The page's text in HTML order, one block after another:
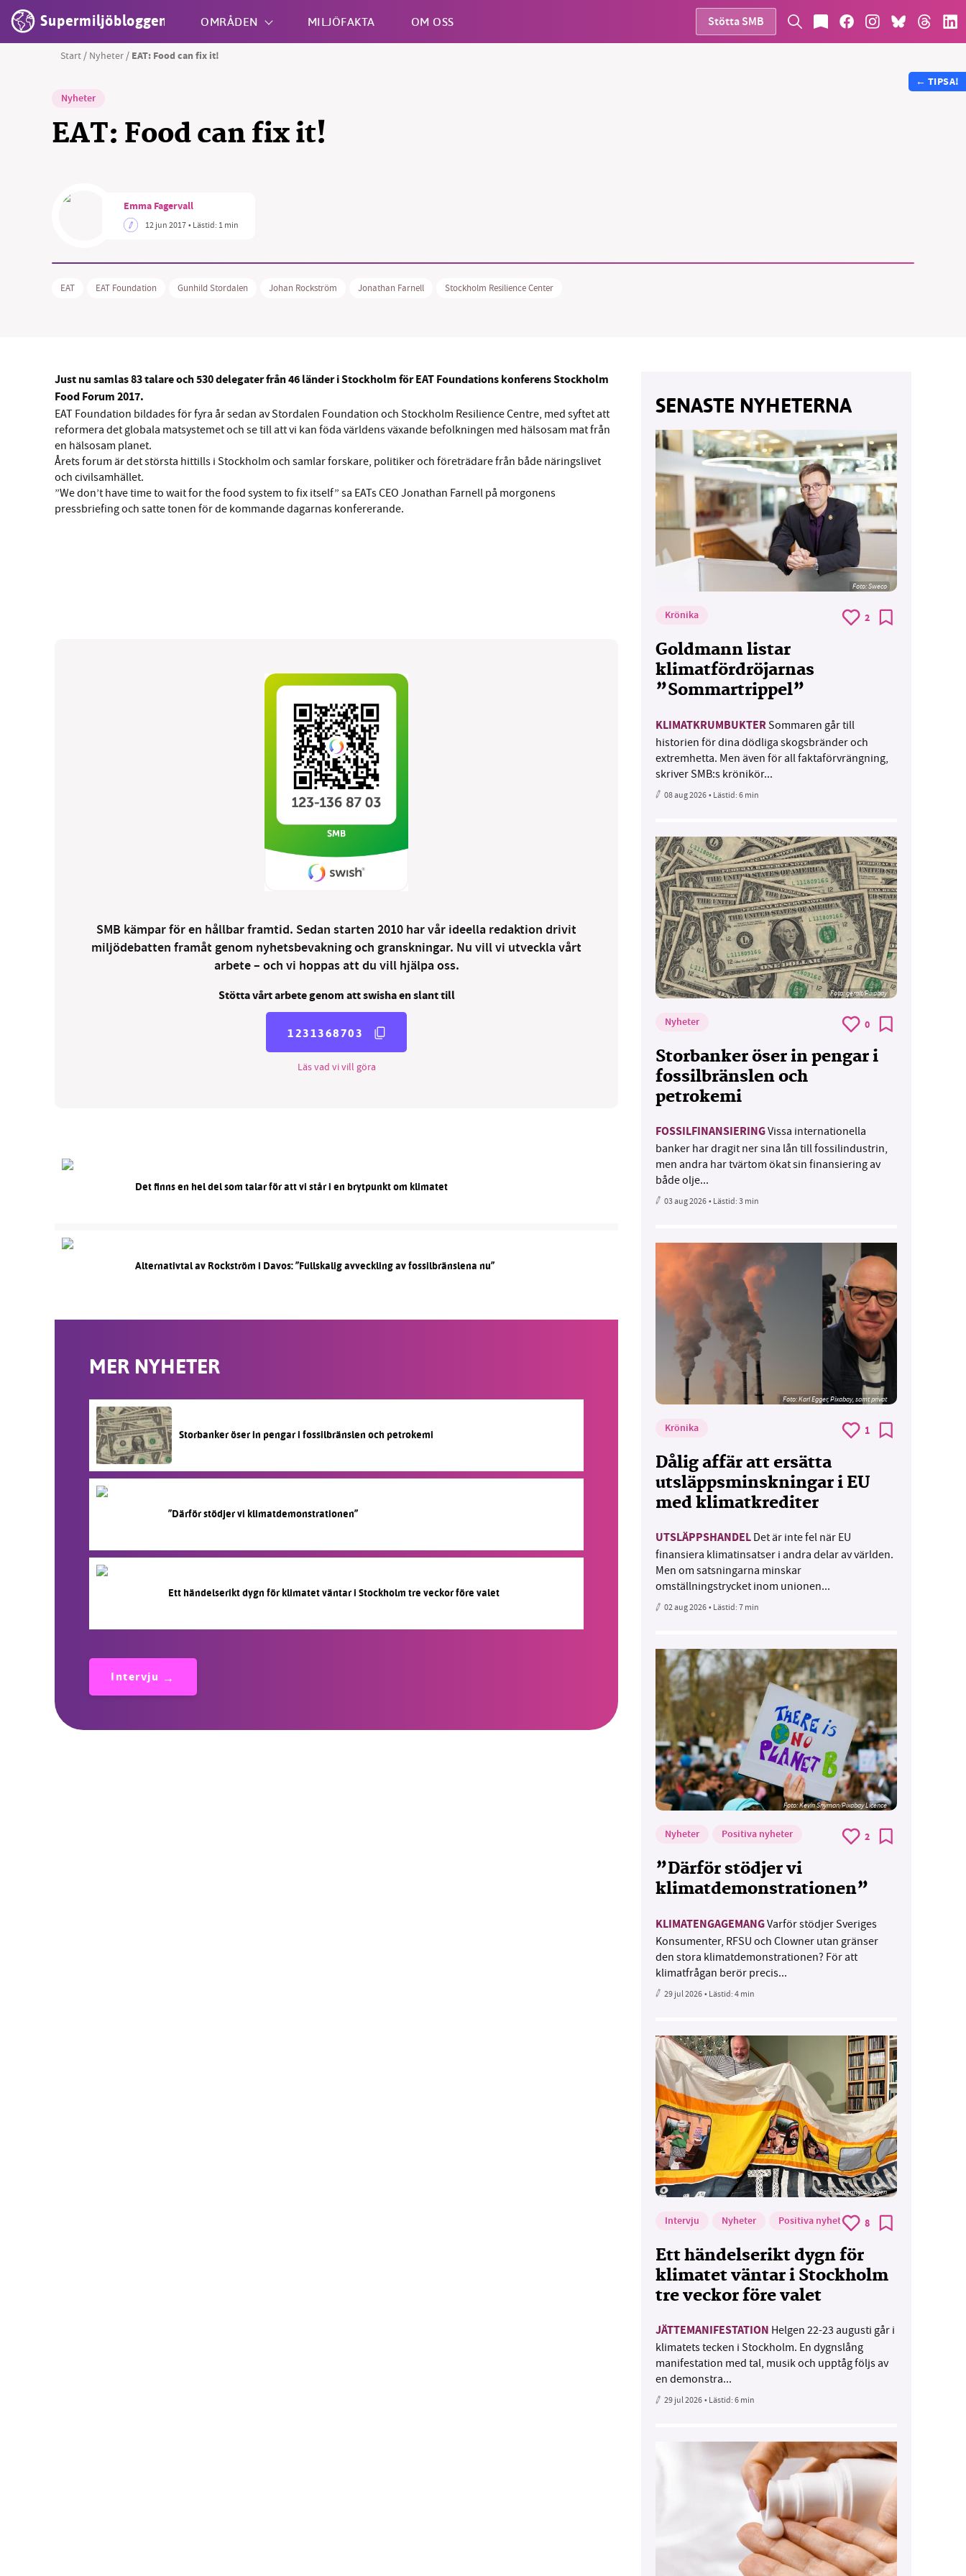
Supermiljöbloggen OMRÅDEN MILJÖFAKTA OM OSS Stötta SMB
Start / Nyheter / EAT: Food can fix it!
Nyheter
EAT: Food can fix it!
Emma Fagervall
12 jun 2017• Lästid: 1 min
EAT EAT Foundation Gunhild Stordalen Johan Rockström Jonathan Farnell Stockholm Resilience Center
Just nu samlas 83 talare och 530 delegater från 46 länder i Stockholm för EAT Foundations konferens Stockholm
Food Forum 2017.
EAT Foundation bildades för fyra år sedan av Stordalen Foundation och Stockholm Resilience Centre, med syftet att
reformera det globala matsystemet och se till att vi kan föda världens växande befolkningen med hälsosam mat från
en hälsosam planet.
Årets forum är det största hittills i Stockholm och samlar forskare, politiker och företrädare från både näringslivet
och civilsamhället.
”We don’t have time to wait for the food system to fix itself” sa EATs CEO Jonathan Farnell på morgonens
pressbriefing och satte tonen för de kommande dagarnas konfererande.
SMB kämpar för en hållbar framtid. Sedan starten 2010 har vår ideella redaktion drivit
miljödebatten framåt genom nyhetsbevakning och granskningar. Nu vill vi utveckla vårt
arbete – och vi hoppas att du vill hjälpa oss.
Stötta vårt arbete genom att swisha en slant till
1231368703
Läs vad vi vill göra
Det finns en hel del som talar för att vi står i en brytpunkt om klimatet
Alternativtal av Rockström i Davos: ”Fullskalig avveckling av fossilbränslena nu”
MER NYHETER
Storbanker öser in pengar i fossilbränslen och petrokemi
”Därför stödjer vi klimatdemonstrationen”
Ett händelserikt dygn för klimatet väntar i Stockholm tre veckor före valet
Intervju
SENASTE NYHETERNA
Foto: Sweco
Krönika 2
Goldmann listar
klimatfördröjarnas
”Sommartrippel”
KLIMATKRUMBUKTERSommaren går till
historien för dina dödliga skogsbränder och
extremhetta. Men även för all faktaförvrängning,
skriver SMB:s krönikör...
08 aug 2026• Lästid:6 min
Foto:geralt/Pixabay
Nyheter 0
Storbanker öser in pengar i
fossilbränslen och
petrokemi
FOSSILFINANSIERINGVissa internationella
banker har dragit ner sina lån till fossilindustrin,
men andra har tvärtom ökat sin finansiering av
både olje...
03 aug 2026• Lästid:3 min
Foto:Karl Egger, Pixabay, samt privat
Krönika 1
Dålig affär att ersätta
utsläppsminskningar i EU
med klimatkrediter
UTSLÄPPSHANDEL Det är inte fel när EU
finansiera klimatinsatser i andra delar av världen.
Men om satsningarna minskar
omställningstrycket inom unionen...
02 aug 2026• Lästid:7 min
Foto:Kevin Snyman/Pixabay Licence
Nyheter Positiva nyheter 2
”Därför stödjer vi
klimatdemonstrationen”
KLIMATENGAGEMANGVarför stödjer Sveriges
Konsumenter, RFSU och Clowner utan gränser
den stora klimatdemonstrationen? För att
klimatfrågan berör precis...
29 jul 2026• Lästid:4 min
Foto: Supermijöbloggen
Intervju Nyheter Positiva nyheter 8
Ett händelserikt dygn för
klimatet väntar i Stockholm
tre veckor före valet
JÄTTEMANIFESTATION Helgen 22-23 augusti går i
klimatets tecken i Stockholm. En dygnslång
manifestation med tal, musik och upptåg följs av
en demonstra...
29 jul 2026• Lästid:6 min
← TIPSA!
SMB kämpar för en hållbar framtid. Sedan starten 2010 har vår
ideella redaktion drivit miljödebatten framåt genom
nyhetsbevakning och granskningar. Nu vill vi utveckla vårt arbete –
och vi hoppas att du vill hjälpa oss.
Stötta vårt arbete genom att swisha en slant till